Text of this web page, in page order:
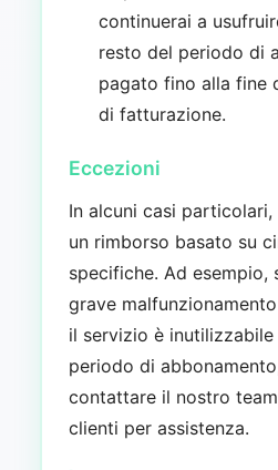
continuerai a
resto del periodo di
pagato fino alla fine
di fatturazione.
Eccezioni
In alcuni casi
un rimborso basato su
specifiche. Ad esempio,
grave
il servizio è
periodo di
contattare il nostro
clienti per assistenza.